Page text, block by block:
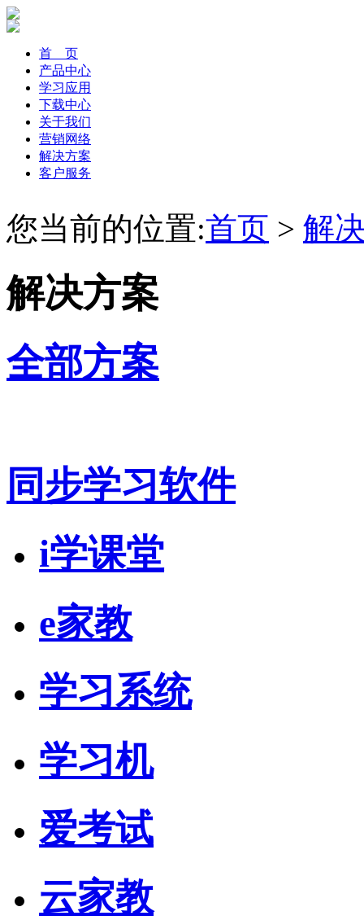
首 页
产品中心
学习应用
下载中心
关于我们
营销网络
解决方案
客户服务
您当前的位置:首页 > 解
解决方案
全部方案
同步学习软件
i学课堂
e家教
学习系统
学习机
爱考试
云家教